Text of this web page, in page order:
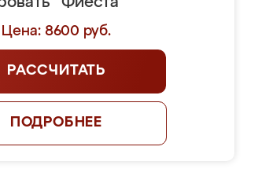
Цена: 8600 руб.
РАССЧИТАТЬ
ПОДРОБНЕЕ